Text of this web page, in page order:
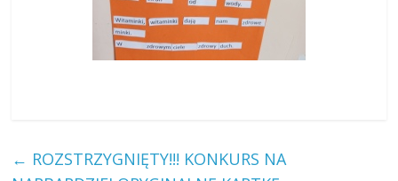
← ROZSTRZYGNIĘTY!!! KONKURS NA